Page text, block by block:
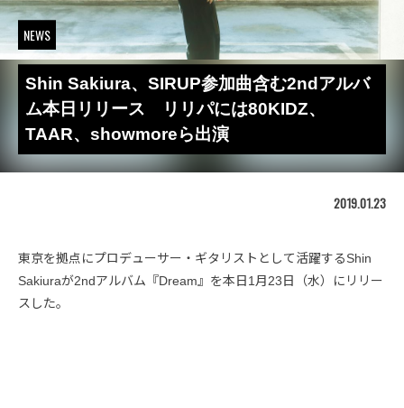
NEWS
Shin Sakiura、SIRUP参加曲含む2ndアルバ
ム本日リリース リリパには80KIDZ、
TAAR、showmoreら出演
2019.01.23
東京を拠点にプロデューサー・ギタリストとして活躍するShin
Sakiuraが2ndアルバム『Dream』を本日1月23日（水）にリリー
スした。